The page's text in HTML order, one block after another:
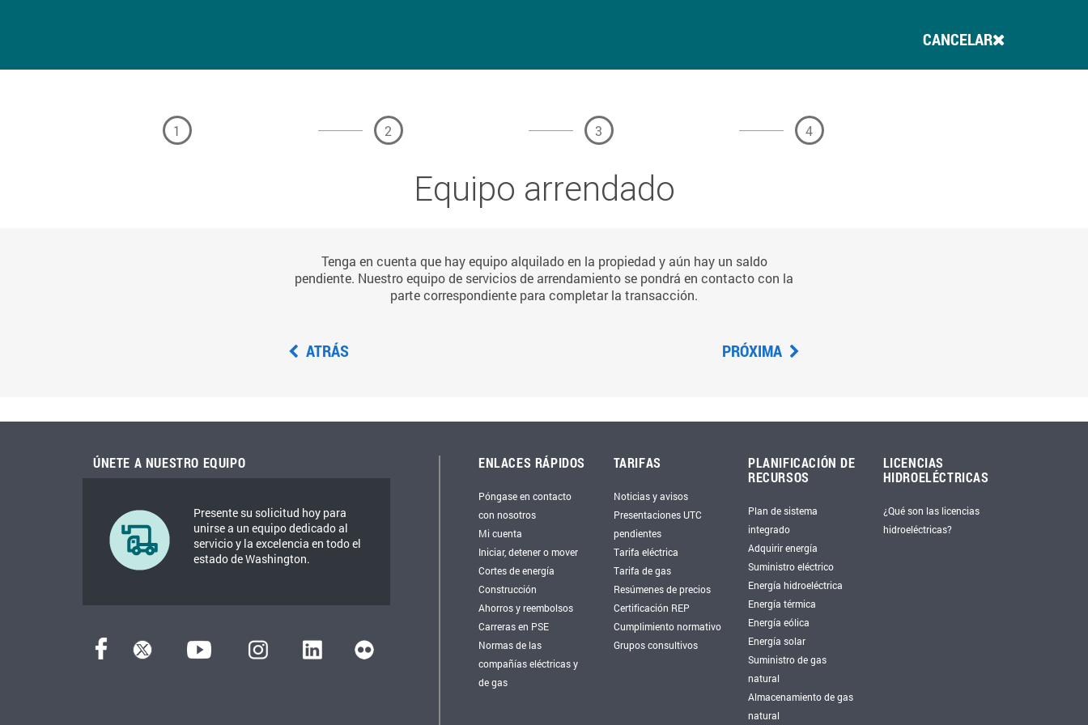
CANCELAR
1 2 3 4
Equipo arrendado
Tenga en cuenta que hay equipo alquilado en la propiedad y aún hay un saldo
pendiente. Nuestro equipo de servicios de arrendamiento se pondrá en contacto con la
parte correspondiente para completar la transacción.
ATRÁS PRÓXIMA
ÚNETE A NUESTRO EQUIPO
Presente su solicitud hoy para
unirse a un equipo dedicado al
servicio y la excelencia en todo el
estado de Washington.
ENLACES RÁPIDOS
Póngase en contacto
con nosotros
Mi cuenta
Iniciar, detener o mover
Cortes de energía
Construcción
Ahorros y reembolsos
Carreras en PSE
Normas de las
compañías eléctricas y
de gas
TARIFAS
Noticias y avisos
Presentaciones UTC
pendientes
Tarifa eléctrica
Tarifa de gas
Resúmenes de precios
Certificación REP
Cumplimiento normativo
Grupos consultivos
PLANIFICACIÓN DE
RECURSOS
Plan de sistema
integrado
Adquirir energía
Suministro eléctrico
Energía hidroeléctrica
Energía térmica
Energía eólica
Energía solar
Suministro de gas
natural
Almacenamiento de gas
natural
LICENCIAS
HIDROELÉCTRICAS
¿Qué son las licencias
hidroeléctricas?